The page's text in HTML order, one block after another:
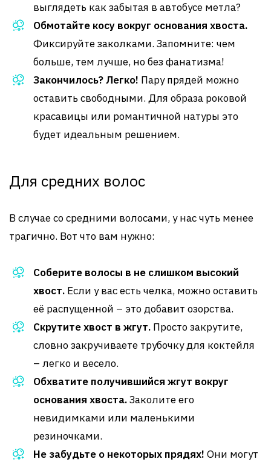
выглядеть как забытая в автобусе метла?
Обмотайте косу вокруг основания хвоста.
Фиксируйте заколками. Запомните: чем
больше, тем лучше, но без фанатизма!
Закончилось? Легко! Пару прядей можно
оставить свободными. Для образа роковой
красавицы или романтичной натуры это
будет идеальным решением.
Для средних волос
В случае со средними волосами, у нас чуть менее
трагично. Вот что вам нужно:
Соберите волосы в не слишком высокий
хвост. Если у вас есть челка, можно оставить
её распущенной – это добавит озорства.
Скрутите хвост в жгут. Просто закрутите,
словно закручиваете трубочку для коктейля
– легко и весело.
Обхватите получившийся жгут вокруг
основания хвоста.Заколите его
невидимками или маленькими
резиночками.
Не забудьте о некоторых прядях! Они могут